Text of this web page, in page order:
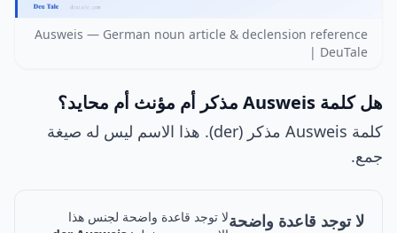
Ausweis — German noun article & declension reference
| DeuTale
هل كلمة Ausweis مذكر أم مؤنث أم محايد؟
كلمة Ausweis مذكر (der). هذا الاسم ليس له صيغة
جمع.
لا توجد قاعدة واضحةلا توجد قاعدة واضحة لجنس هذا